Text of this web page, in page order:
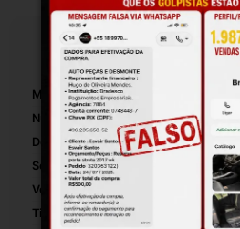
Marca:
Número De Peça:
Dentes Bendix:
Sentido De Rotação:
Voltagem:
Tipo De Veículo: